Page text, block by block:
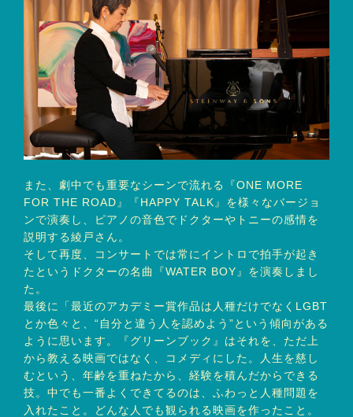
また、劇中でも重要なシーンで流れる『ONE MORE
FOR THE ROAD』『HAPPY TALK』を様々なバージョ
ンで演奏し、ピアノの音色でドクターやトニーの感情を
説明する綾戸さん。
そして再度、コンサートでは常にイントロで拍手が起き
たというドクターの名曲『WATER BOY』を演奏しまし
た。
最後に「最近のアカデミー賞作品は人種だけでなくLGBT
とか色々と、“自分と違う人を認めよう”という傾向がある
ように思います。『グリーンブック』はそれを、ただ上
から教える映画ではなく、コメディにした。人生を慈し
むという、年齢を重ねたから、経験を積んだからできる
技。中でも一番よくできてるのは、ふわっと人種問題を
入れたこと。どんな人でも観られる映画を作ったこと。